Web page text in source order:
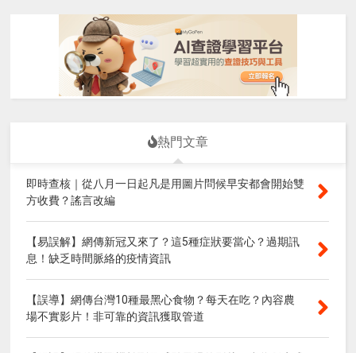
熱門文章
即時查核｜從八月一日起凡是用圖片問候早安都會開始雙
方收費？謠言改編
【易誤解】網傳新冠又來了？這5種症狀要當心？過期訊
息！缺乏時間脈絡的疫情資訊
【誤導】網傳台灣10種最黑心食物？每天在吃？內容農
場不實影片！非可靠的資訊獲取管道